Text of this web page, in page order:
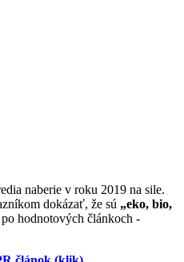
naberie v roku 2019 na sile.
dokázať, že sú „eko, bio,
hodnotových článkoch -